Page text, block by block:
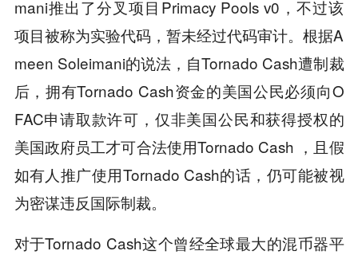
mani推出了分叉项目Primacy Pools v0，不过该
项目被称为实验代码，暂未经过代码审计。根据A
meen Soleimani的说法，自Tornado Cash遭制裁
后，拥有Tornado Cash资金的美国公民必须向O
FAC申请取款许可，仅非美国公民和获得授权的
美国政府员工才可合法使用Tornado Cash ，且假
如有人推广使用Tornado Cash的话，仍可能被视
为密谋违反国际制裁。
对于Tornado Cash这个曾经全球最大的混币器平